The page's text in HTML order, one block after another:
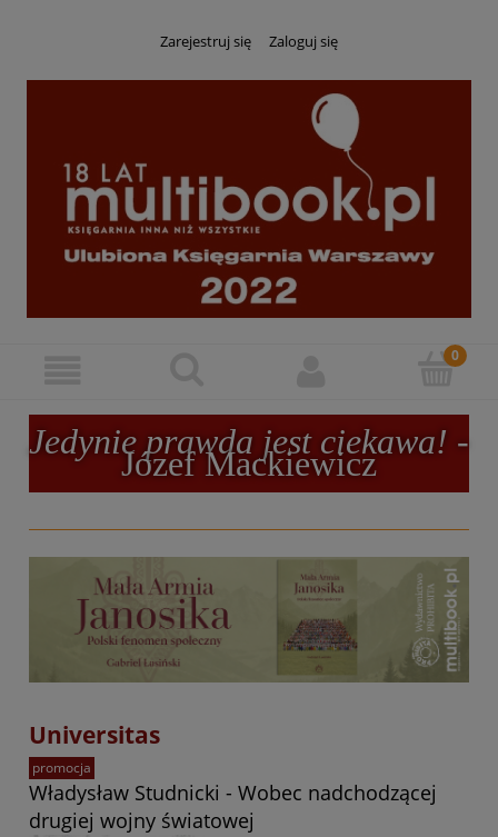
Zarejestruj się Zaloguj się
Jedynie prawda jest ciekawa! -
Józef Mackiewicz
Universitas
Władysław Studnicki - Wobec nadchodzącej
drugiej wojny światowej
promocja